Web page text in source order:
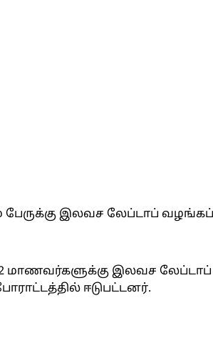
இலவச லேப்டாப்
இலவச லேப்டாப்
ஈடுபட்டனர்.